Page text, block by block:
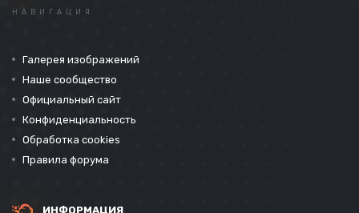
НАВИГАЦИЯ
Галерея изображений
Наше сообщество
Официальный сайт
Конфиденциальность
Обработка cookies
Правила форума
ИНФОРМАЦИЯ